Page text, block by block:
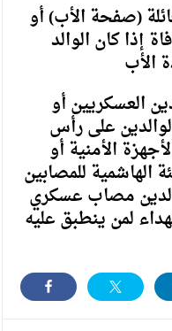
(صفحة الأب) أو
إذا كان الوالد
الأب
العسكريين أو
على رأس
الأمنية أو
للمصابين
مصاب عسكري
لمن ينطبق عليه